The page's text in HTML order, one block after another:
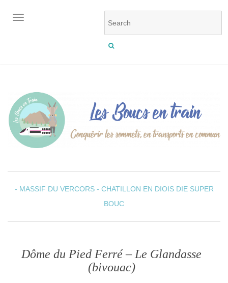
OUVRIR/FERMER LA NAVIGATION
- MASSIF DU VERCORS - CHATILLON EN DIOIS DIE SUPER
BOUC
Dôme du Pied Ferré – Le Glandasse
(bivouac)